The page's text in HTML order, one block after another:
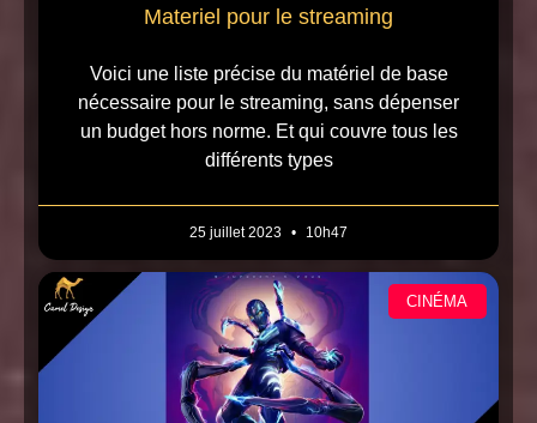
Materiel pour le streaming
Voici une liste précise du matériel de base
nécessaire pour le streaming, sans dépenser
un budget hors norme. Et qui couvre tous les
différents types
25 juillet 2023 10h47
CINÉMA